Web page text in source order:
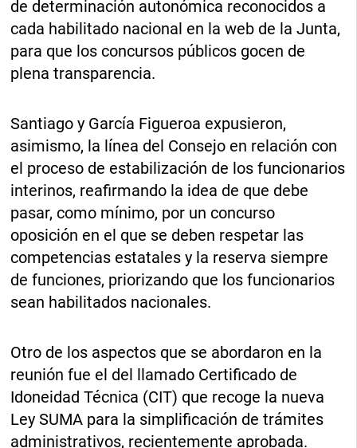
de determinación autonómica reconocidos a
cada habilitado nacional en la web de la Junta,
para que los concursos públicos gocen de
plena transparencia.
Santiago y García Figueroa expusieron,
asimismo, la línea del Consejo en relación con
el proceso de estabilización de los funcionarios
interinos, reafirmando la idea de que debe
pasar, como mínimo, por un concurso
oposición en el que se deben respetar las
competencias estatales y la reserva siempre
de funciones, priorizando que los funcionarios
sean habilitados nacionales.
Otro de los aspectos que se abordaron en la
reunión fue el del llamado Certificado de
Idoneidad Técnica (CIT) que recoge la nueva
Ley SUMA para la simplificación de trámites
administrativos, recientemente aprobada.